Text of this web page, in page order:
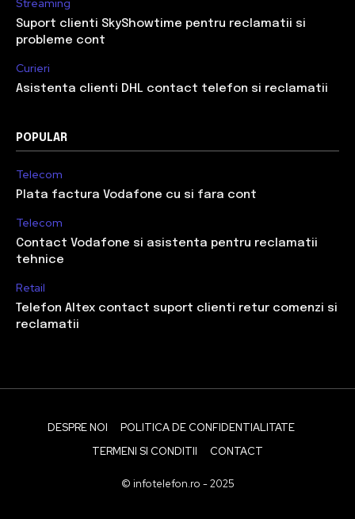
Streaming
Suport clienti SkyShowtime pentru reclamatii si
probleme cont
Curieri
Asistenta clienti DHL contact telefon si reclamatii
POPULAR
Telecom
Plata factura Vodafone cu si fara cont
Telecom
Contact Vodafone si asistenta pentru reclamatii
tehnice
Retail
Telefon Altex contact suport clienti retur comenzi si
reclamatii
DESPRE NOI
POLITICA DE CONFIDENTIALITATE
TERMENI SI CONDITII
CONTACT
© infotelefon.ro - 2025